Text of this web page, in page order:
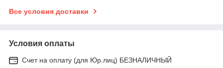
Все условия доставки
Условия оплаты
Счет на оплату (для Юр.лиц) БЕЗНАЛИЧНЫЙ